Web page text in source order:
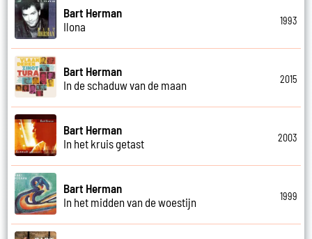
Bart Herman
Ilona
1993
Bart Herman
In de schaduw van de maan
2015
Bart Herman
In het kruis getast
2003
Bart Herman
In het midden van de woestijn
1999